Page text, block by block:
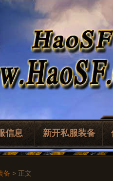
信息 新开私服装备
备 > 正文